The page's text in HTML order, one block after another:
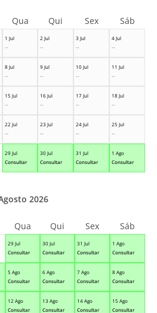
1 Jul
--
2 Jul
--
3 Jul
--
4 Jul
--
8 Jul
--
9 Jul
--
10 Jul
--
11 Jul
--
15 Jul
--
16 Jul
--
17 Jul
--
18 Jul
--
22 Jul
--
23 Jul
--
24 Jul
--
25 Jul
--
29 Jul
Consultar
30 Jul
Consultar
31 Jul
Consultar
1 Ago
Consultar
Qua Qui Sex Sáb
29 Jul
Consultar
30 Jul
Consultar
31 Jul
Consultar
1 Ago
Consultar
5 Ago
Consultar
6 Ago
Consultar
7 Ago
Consultar
8 Ago
Consultar
12 Ago
Consultar
13 Ago
Consultar
14 Ago
Consultar
15 Ago
Consultar
2026
Qua Qui Sex Sáb